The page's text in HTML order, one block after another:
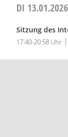
DI 13.01.2026
Sitzung des
17:40-20:58 Uhr